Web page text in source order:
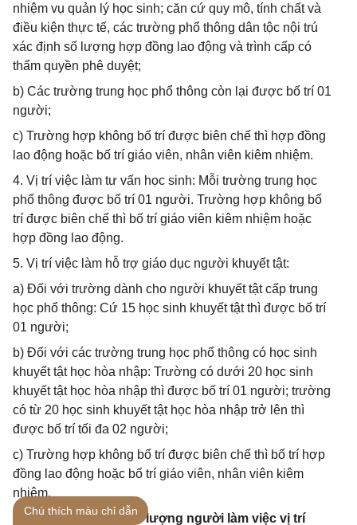
nhiệm vụ quản lý học sinh; căn cứ quy mô, tính chất và
điều kiện thực tế, các trường phổ thông dân tộc nội trú
xác định số lượng hợp đồng lao động và trình cấp có
thẩm quyền phê duyệt;
b) Các trường trung học phổ thông còn lại được bố trí 01
người;
c) Trường hợp không bố trí được biên chế thì hợp đồng
lao động hoặc bố trí giáo viên, nhân viên kiêm nhiệm.
4. Vị trí việc làm tư vấn học sinh: Mỗi trường trung học
phổ thông được bố trí 01 người. Trường hợp không bố
trí được biên chế thì bố trí giáo viên kiêm nhiệm hoặc
hợp đồng lao động.
5. Vị trí việc làm hỗ trợ giáo dục người khuyết tật:
a) Đối với trường dành cho người khuyết tật cấp trung
học phổ thông: Cứ 15 học sinh khuyết tật thì được bố trí
01 người;
b) Đối với các trường trung học phổ thông có học sinh
khuyết tật học hòa nhập: Trường có dưới 20 học sinh
khuyết tật học hòa nhập thì được bố trí 01 người; trường
có từ 20 học sinh khuyết tật học hòa nhập trở lên thì
được bố trí tối đa 02 người;
c) Trường hợp không bố trí được biên chế thì bố trí hợp
đồng lao động hoặc bố trí giáo viên, nhân viên kiêm
nhiệm.
Điều 18. Định mức số lượng người làm việc vị trí
Chú thích màu chỉ dẫn